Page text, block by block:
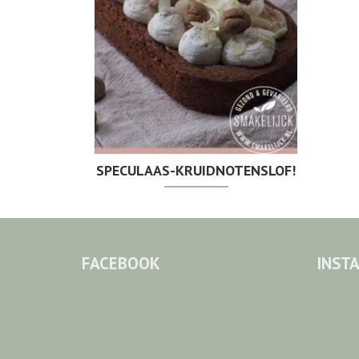
SPECULAAS-KRUIDNOTENSLOF!
FACEBOOK